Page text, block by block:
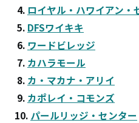
4. ロイヤル・ハワイアン・
5. DFSワイキキ
6. ワードビレッジ
7. カハラモール
8. カ・マカナ・アリイ
9. カポレイ・コモンズ
10. パールリッジ・センター